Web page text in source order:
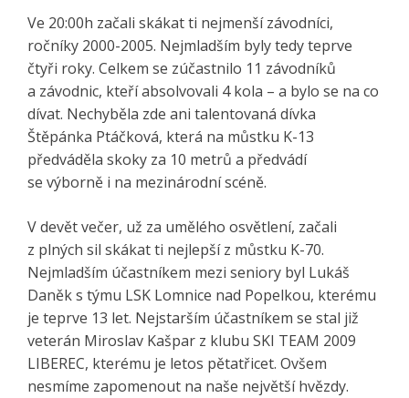
Ve 20:00h začali skákat ti nejmenší závodníci,
ročníky 2000-2005. Nejmladším byly tedy teprve
čtyři roky. Celkem se zúčastnilo 11 závodníků
a závodnic, kteří absolvovali 4 kola – a bylo se na co
dívat. Nechyběla zde ani talentovaná dívka
Štěpánka Ptáčková, která na můstku K-13
předváděla skoky za 10 metrů a předvádí
se výborně i na mezinárodní scéně.
V devět večer, už za umělého osvětlení, začali
z plných sil skákat ti nejlepší z můstku K-70.
Nejmladším účastníkem mezi seniory byl Lukáš
Daněk s týmu LSK Lomnice nad Popelkou, kterému
je teprve 13 let. Nejstarším účastníkem se stal již
veterán Miroslav Kašpar z klubu SKI TEAM 2009
LIBEREC, kterému je letos pětatřicet. Ovšem
nesmíme zapomenout na naše největší hvězdy.